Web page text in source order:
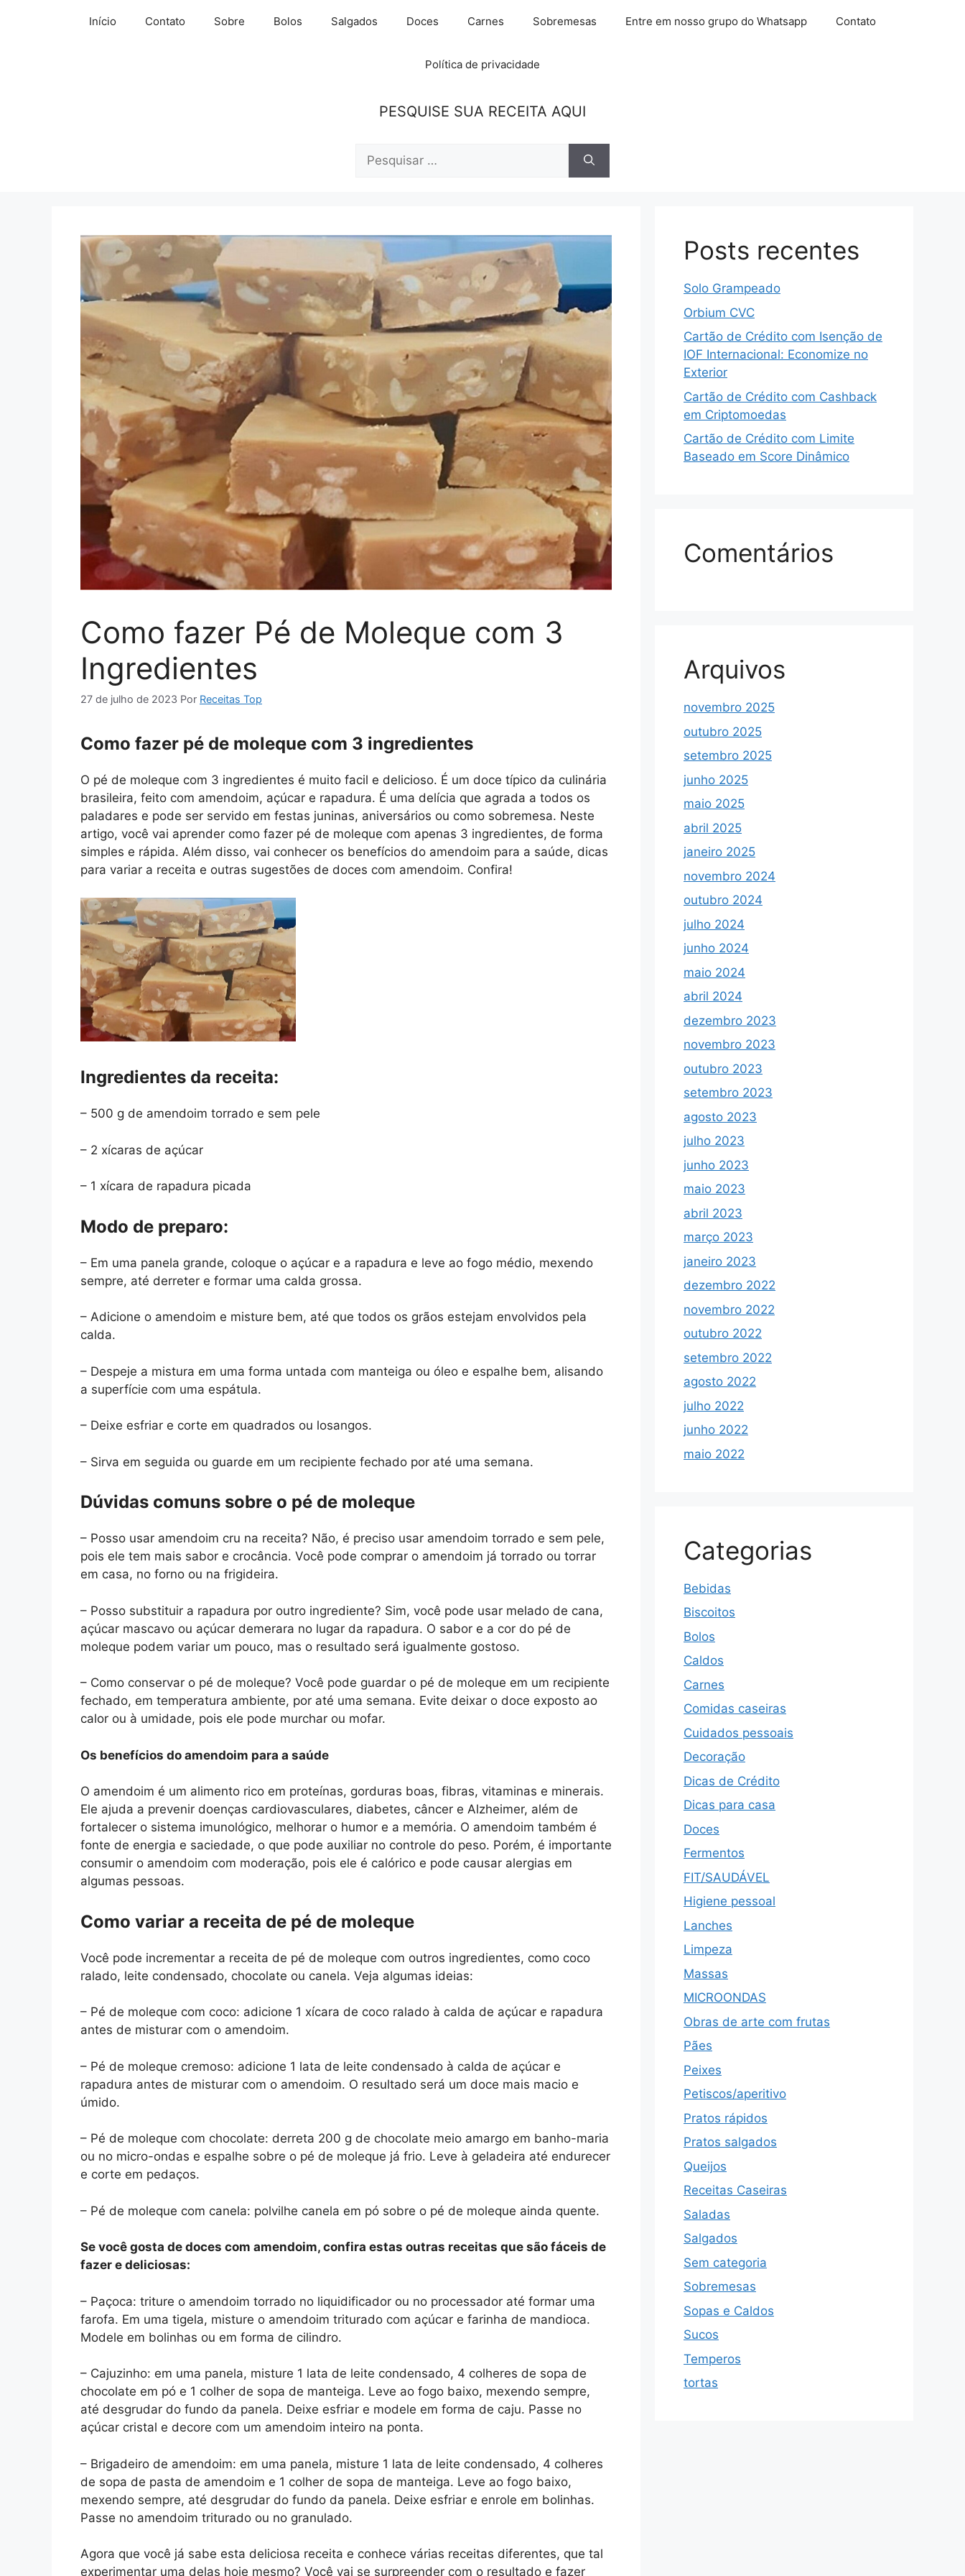
Início Contato Sobre Bolos Salgados Doces Carnes Sobremesas Entre em nosso grupo do Whatsapp Contato
Política de privacidade
PESQUISE SUA RECEITA AQUI
Pesquisar
Como fazer Pé de Moleque com 3
Ingredientes
27 de julho de 2023 Por Receitas Top
Como fazer pé de moleque com 3 ingredientes
O pé de moleque com 3 ingredientes é muito facil e delicioso. É um doce típico da culinária
brasileira, feito com amendoim, açúcar e rapadura. É uma delícia que agrada a todos os
paladares e pode ser servido em festas juninas, aniversários ou como sobremesa. Neste
artigo, você vai aprender como fazer pé de moleque com apenas 3 ingredientes, de forma
simples e rápida. Além disso, vai conhecer os benefícios do amendoim para a saúde, dicas
para variar a receita e outras sugestões de doces com amendoim. Confira!
Ingredientes da receita:
– 500 g de amendoim torrado e sem pele
– 2 xícaras de açúcar
– 1 xícara de rapadura picada
Modo de preparo:
– Em uma panela grande, coloque o açúcar e a rapadura e leve ao fogo médio, mexendo
sempre, até derreter e formar uma calda grossa.
– Adicione o amendoim e misture bem, até que todos os grãos estejam envolvidos pela
calda.
– Despeje a mistura em uma forma untada com manteiga ou óleo e espalhe bem, alisando
a superfície com uma espátula.
– Deixe esfriar e corte em quadrados ou losangos.
– Sirva em seguida ou guarde em um recipiente fechado por até uma semana.
Dúvidas comuns sobre o pé de moleque
– Posso usar amendoim cru na receita? Não, é preciso usar amendoim torrado e sem pele,
pois ele tem mais sabor e crocância. Você pode comprar o amendoim já torrado ou torrar
em casa, no forno ou na frigideira.
– Posso substituir a rapadura por outro ingrediente? Sim, você pode usar melado de cana,
açúcar mascavo ou açúcar demerara no lugar da rapadura. O sabor e a cor do pé de
moleque podem variar um pouco, mas o resultado será igualmente gostoso.
– Como conservar o pé de moleque? Você pode guardar o pé de moleque em um recipiente
fechado, em temperatura ambiente, por até uma semana. Evite deixar o doce exposto ao
calor ou à umidade, pois ele pode murchar ou mofar.
Os benefícios do amendoim para a saúde
O amendoim é um alimento rico em proteínas, gorduras boas, fibras, vitaminas e minerais.
Ele ajuda a prevenir doenças cardiovasculares, diabetes, câncer e Alzheimer, além de
fortalecer o sistema imunológico, melhorar o humor e a memória. O amendoim também é
fonte de energia e saciedade, o que pode auxiliar no controle do peso. Porém, é importante
consumir o amendoim com moderação, pois ele é calórico e pode causar alergias em
algumas pessoas.
Como variar a receita de pé de moleque
Você pode incrementar a receita de pé de moleque com outros ingredientes, como coco
ralado, leite condensado, chocolate ou canela. Veja algumas ideias:
– Pé de moleque com coco: adicione 1 xícara de coco ralado à calda de açúcar e rapadura
antes de misturar com o amendoim.
– Pé de moleque cremoso: adicione 1 lata de leite condensado à calda de açúcar e
rapadura antes de misturar com o amendoim. O resultado será um doce mais macio e
úmido.
– Pé de moleque com chocolate: derreta 200 g de chocolate meio amargo em banho-maria
ou no micro-ondas e espalhe sobre o pé de moleque já frio. Leve à geladeira até endurecer
e corte em pedaços.
– Pé de moleque com canela: polvilhe canela em pó sobre o pé de moleque ainda quente.
Se você gosta de doces com amendoim, confira estas outras receitas que são fáceis de
fazer e deliciosas:
– Paçoca: triture o amendoim torrado no liquidificador ou no processador até formar uma
farofa. Em uma tigela, misture o amendoim triturado com açúcar e farinha de mandioca.
Modele em bolinhas ou em forma de cilindro.
– Cajuzinho: em uma panela, misture 1 lata de leite condensado, 4 colheres de sopa de
chocolate em pó e 1 colher de sopa de manteiga. Leve ao fogo baixo, mexendo sempre,
até desgrudar do fundo da panela. Deixe esfriar e modele em forma de caju. Passe no
açúcar cristal e decore com um amendoim inteiro na ponta.
– Brigadeiro de amendoim: em uma panela, misture 1 lata de leite condensado, 4 colheres
de sopa de pasta de amendoim e 1 colher de sopa de manteiga. Leve ao fogo baixo,
mexendo sempre, até desgrudar do fundo da panela. Deixe esfriar e enrole em bolinhas.
Passe no amendoim triturado ou no granulado.
Agora que você já sabe esta deliciosa receita e conhece várias receitas diferentes, que tal
experimentar uma delas hoje mesmo? Você vai se surpreender com o resultado e fazer
Posts recentes
Solo Grampeado
Orbium CVC
Cartão de Crédito com Isenção de
IOF Internacional: Economize no
Exterior
Cartão de Crédito com Cashback
em Criptomoedas
Cartão de Crédito com Limite
Baseado em Score Dinâmico
Comentários
Arquivos
novembro 2025
outubro 2025
setembro 2025
junho 2025
maio 2025
abril 2025
janeiro 2025
novembro 2024
outubro 2024
julho 2024
junho 2024
maio 2024
abril 2024
dezembro 2023
novembro 2023
outubro 2023
setembro 2023
agosto 2023
julho 2023
junho 2023
maio 2023
abril 2023
março 2023
janeiro 2023
dezembro 2022
novembro 2022
outubro 2022
setembro 2022
agosto 2022
julho 2022
junho 2022
maio 2022
Categorias
Bebidas
Biscoitos
Bolos
Caldos
Carnes
Comidas caseiras
Cuidados pessoais
Decoração
Dicas de Crédito
Dicas para casa
Doces
Fermentos
FIT/SAUDÁVEL
Higiene pessoal
Lanches
Limpeza
Massas
MICROONDAS
Obras de arte com frutas
Pães
Peixes
Petiscos/aperitivo
Pratos rápidos
Pratos salgados
Queijos
Receitas Caseiras
Saladas
Salgados
Sem categoria
Sobremesas
Sopas e Caldos
Sucos
Temperos
tortas